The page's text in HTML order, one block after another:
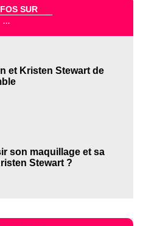
SUR
...
et Kristen Stewart de
son maquillage et sa
Stewart ?